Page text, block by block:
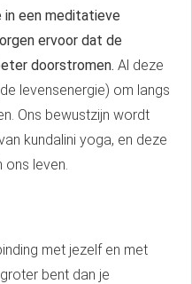
in een meditatieve
ervoor dat de
doorstromen. Al deze
levensenergie) om langs
Ons bewustzijn wordt
kundalini yoga, en deze
leven.
met jezelf en met
bent dan je